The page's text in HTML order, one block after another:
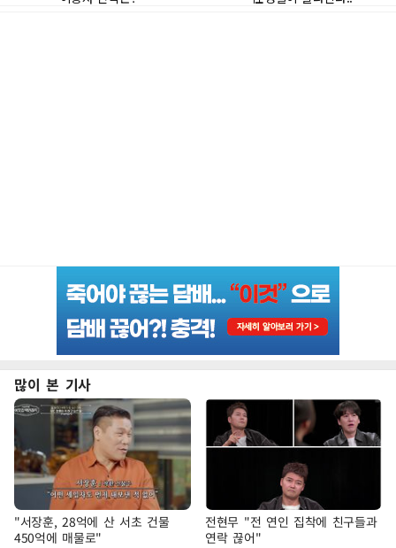
많이 본 기사
"서장훈, 28억에 산 서초 건물
450억에 매물로"
전현무 "전 연인 집착에 친구들과
연락 끊어"